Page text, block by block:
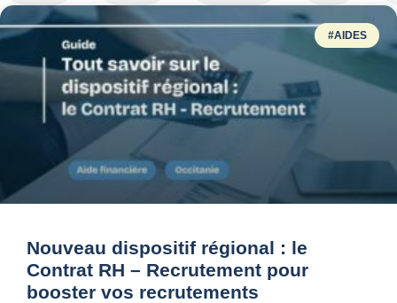
#AIDES
Nouveau dispositif régional : le
Contrat RH – Recrutement pour
booster vos recrutements